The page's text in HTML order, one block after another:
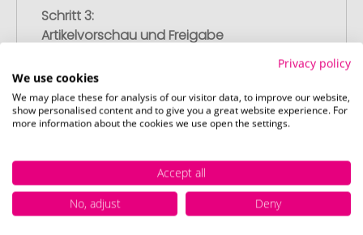
Schritt 3:
Artikelvorschau und Freigabe
Druckvorschau mit Ihrem Design. Sobald
Sie diese freigeben, starten wir
umgehend mit der Produktion.
Privacy policy
We use cookies
We may place these for analysis of our visitor data, to improve our website,
show personalised content and to give you a great website experience. For
more information about the cookies we use open the settings.
Accept all
No, adjust
Deny